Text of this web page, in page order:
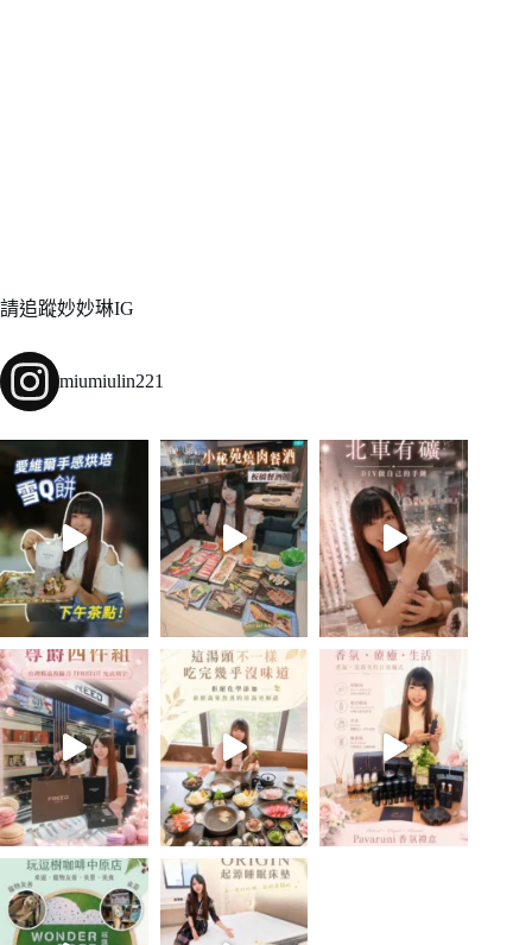
請追蹤妙妙琳IG
miumiulin221